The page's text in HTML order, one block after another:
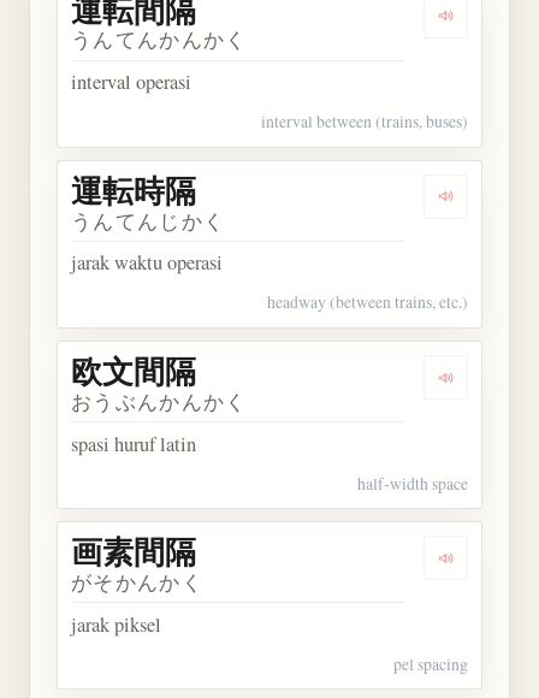
Dengarkan
うんてんかんかく
interval operasi
interval between (trains, buses)
Dengarkan
運転時隔
うんてんじかく
jarak waktu operasi
headway (between trains, etc.)
Dengarkan
欧文間隔
おうぶんかんかく
spasi huruf latin
half-width space
Dengarkan
画素間隔
がそかんかく
jarak piksel
pel spacing